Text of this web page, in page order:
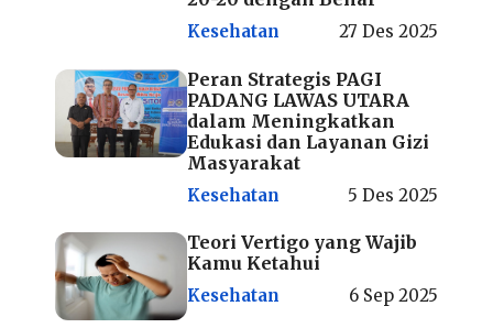
Kesehatan 27 Des 2025
Peran Strategis PAGI
PADANG LAWAS UTARA
dalam Meningkatkan
Edukasi dan Layanan Gizi
Masyarakat
Kesehatan 5 Des 2025
Teori Vertigo yang Wajib
Kamu Ketahui
Kesehatan 6 Sep 2025